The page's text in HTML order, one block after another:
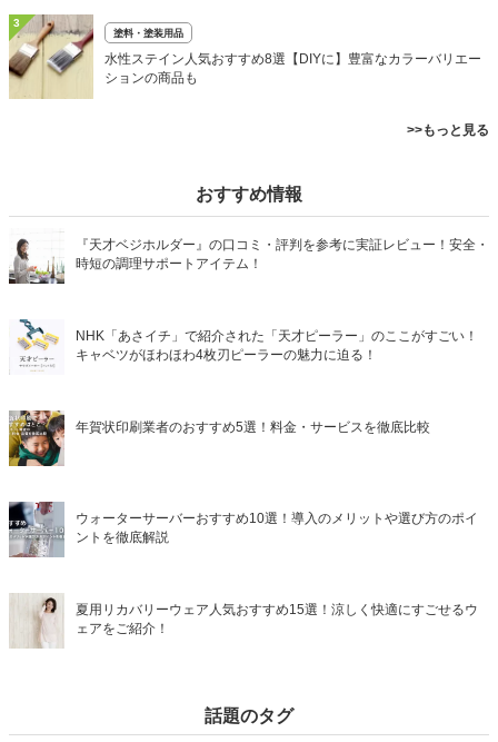
3
塗料・塗装用品
水性ステイン人気おすすめ8選【DIYに】豊富なカラーバリエー
ションの商品も
>>もっと見る
おすすめ情報
『天才ベジホルダー』の口コミ・評判を参考に実証レビュー！安全・
時短の調理サポートアイテム！
NHK「あさイチ」で紹介された「天才ピーラー」のここがすごい！
キャベツがほわほわ4枚刃ピーラーの魅力に迫る！
年賀状印刷業者のおすすめ5選！料金・サービスを徹底比較
ウォーターサーバーおすすめ10選！導入のメリットや選び方のポイ
ントを徹底解説
夏用リカバリーウェア人気おすすめ15選！涼しく快適にすごせるウ
ェアをご紹介！
話題のタグ